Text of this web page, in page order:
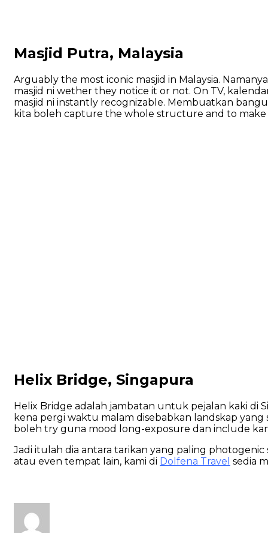
Masjid Putra, Malaysia
Arguably the most iconic masjid in Malaysia.
masjid ni wether they notice it or not. On TV,
masjid ni instantly recognizable. Membuatkan
kita boleh capture the whole structure and to
Helix Bridge, Singapura
Helix Bridge adalah jambatan untuk pejalan kaki di
kena pergi waktu malam disebabkan landskap
boleh try guna mood long-exposure dan include
Jadi itulah dia antara tarikan yang paling
atau even tempat lain, kami di Dolfena Travel sedia